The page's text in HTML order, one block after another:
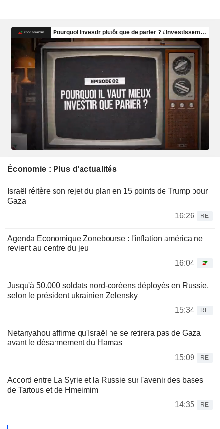
Économie : Plus d'actualités
Israël réitère son rejet du plan en 15 points de Trump pour
Gaza
16:26
RE
Agenda Economique Zonebourse : l'inflation américaine
revient au centre du jeu
16:04
Jusqu'à 50.000 soldats nord-coréens déployés en Russie,
selon le président ukrainien Zelensky
15:34
RE
Netanyahou affirme qu'Israël ne se retirera pas de Gaza
avant le désarmement du Hamas
15:09
RE
Accord entre La Syrie et la Russie sur l'avenir des bases
de Tartous et de Hmeimim
14:35
RE